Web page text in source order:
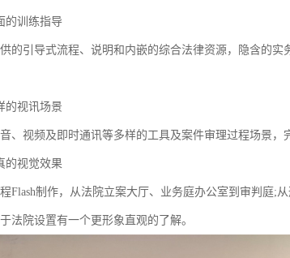
的训练指导
的引导式流程、说明和内嵌的综合法律资源，隐含的
的视讯场景
、视频及即时通讯等多样的工具及案件审理过程场景，
的视觉效果
Flash制作，从法院立案大厅、业务庭办公室到审判庭;
法院设置有一个更形象直观的了解。